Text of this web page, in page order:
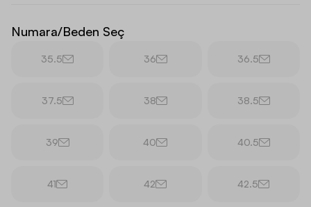
Numara/Beden Seç
35.5 36 36.5
37.5 38 38.5
39 40 40.5
41 42 42.5